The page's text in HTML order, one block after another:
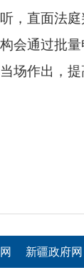
，直面法
会通过批
场作出，提
新疆政府网